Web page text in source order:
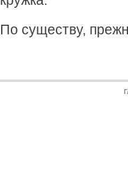
По существу,